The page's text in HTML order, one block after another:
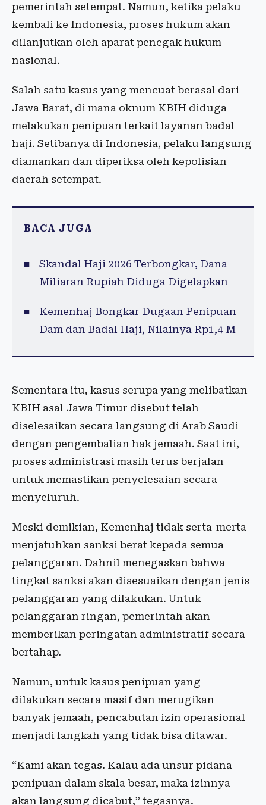
pemerintah setempat. Namun, ketika pelaku
kembali ke Indonesia, proses hukum akan
dilanjutkan oleh aparat penegak hukum
nasional.
Salah satu kasus yang mencuat berasal dari
Jawa Barat, di mana oknum KBIH diduga
melakukan penipuan terkait layanan badal
haji. Setibanya di Indonesia, pelaku langsung
diamankan dan diperiksa oleh kepolisian
daerah setempat.
BACA JUGA
Skandal Haji 2026 Terbongkar, Dana
Miliaran Rupiah Diduga Digelapkan
Kemenhaj Bongkar Dugaan Penipuan
Dam dan Badal Haji, Nilainya Rp1,4 M
Sementara itu, kasus serupa yang melibatkan
KBIH asal Jawa Timur disebut telah
diselesaikan secara langsung di Arab Saudi
dengan pengembalian hak jemaah. Saat ini,
proses administrasi masih terus berjalan
untuk memastikan penyelesaian secara
menyeluruh.
Meski demikian, Kemenhaj tidak serta-merta
menjatuhkan sanksi berat kepada semua
pelanggaran. Dahnil menegaskan bahwa
tingkat sanksi akan disesuaikan dengan jenis
pelanggaran yang dilakukan. Untuk
pelanggaran ringan, pemerintah akan
memberikan peringatan administratif secara
bertahap.
Namun, untuk kasus penipuan yang
dilakukan secara masif dan merugikan
banyak jemaah, pencabutan izin operasional
menjadi langkah yang tidak bisa ditawar.
“Kami akan tegas. Kalau ada unsur pidana
penipuan dalam skala besar, maka izinnya
akan langsung dicabut,” tegasnya.